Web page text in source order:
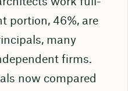
portion, 46%, are
many
firms.
now compared